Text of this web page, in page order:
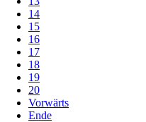
14
15
16
17
18
19
20
Vorwärts
Ende